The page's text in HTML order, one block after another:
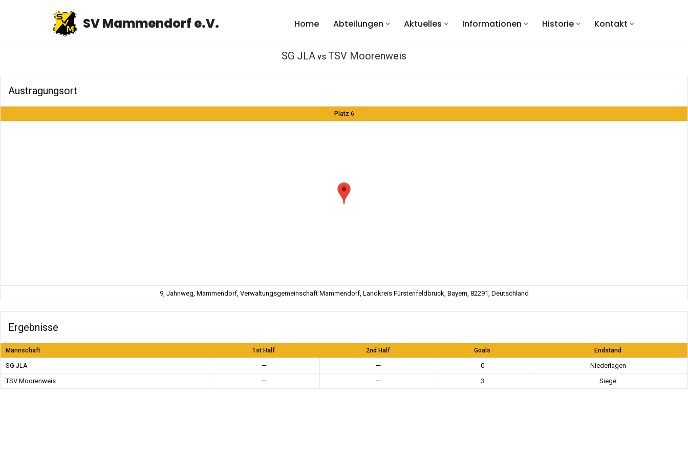
SV Mammendorf e.V. Home Abteilungen Aktuelles Informationen Historie Kontakt
SG JLA vs TSV Moorenweis
Austragungsort
Platz 6
9, Jahnweg, Mammendorf, Verwaltungsgemeinschaft Mammendorf, Landkreis Fürstenfeldbruck, Bayern, 82291, Deutschland
Ergebnisse
Mannschaft 1st Half 2nd Half Goals Endstand
SG JLA — — 0
Niederlagen
TSV Moorenweis
— — 3 Siege